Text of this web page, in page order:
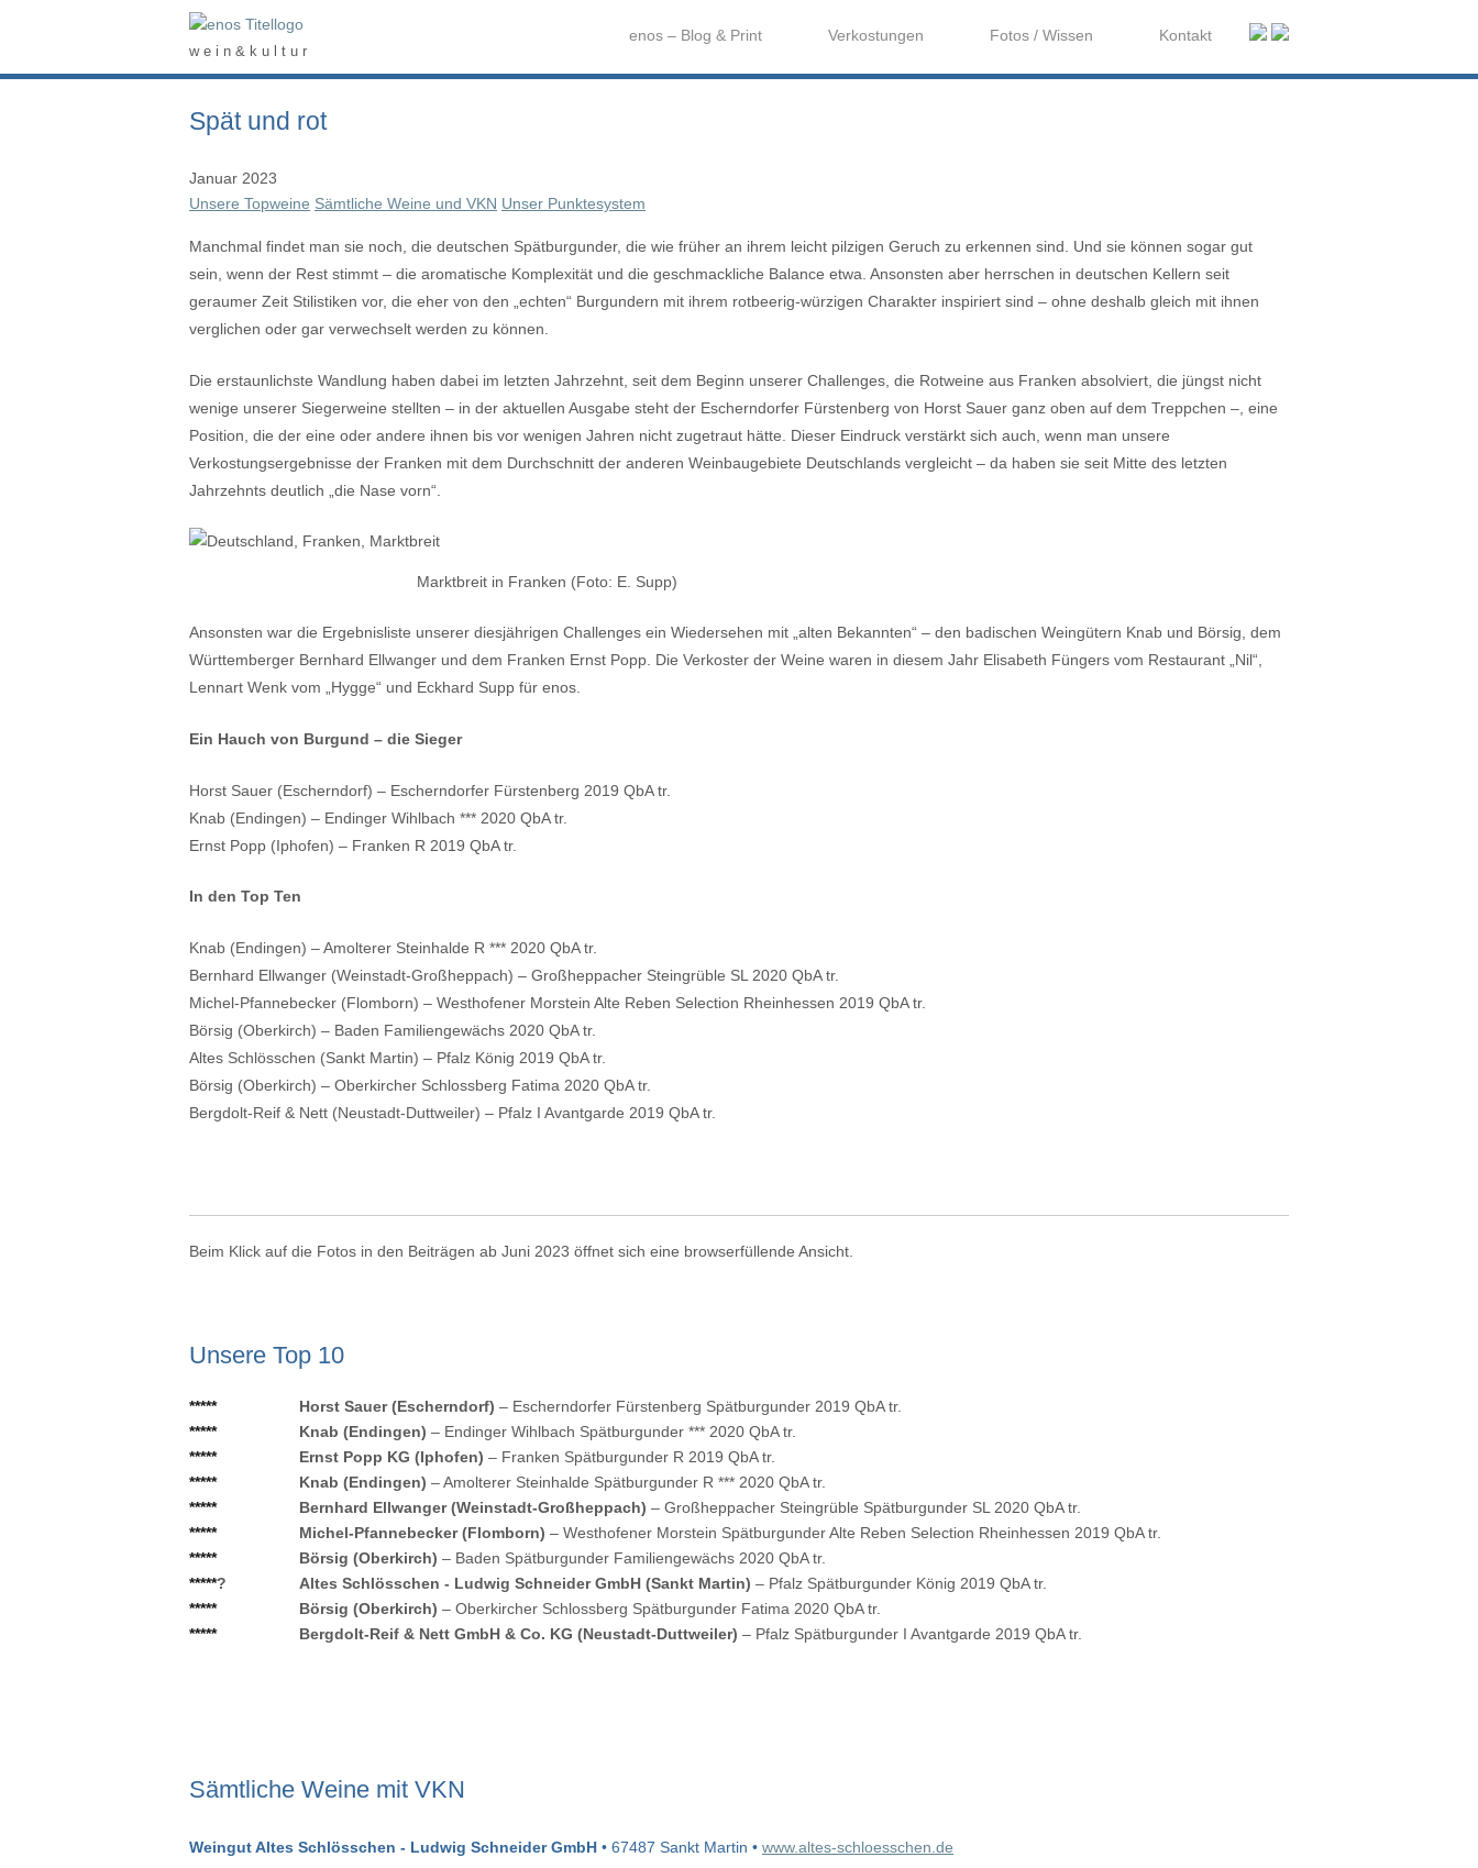
Home
w e i n & k u l t u r
enos – Blog & Print Verkostungen Fotos / Wissen Kontakt
Spät und rot
Januar 2023
Unsere Topweine Sämtliche Weine und VKN Unser Punktesystem
Manchmal findet man sie noch, die deutschen Spätburgunder, die wie früher an ihrem leicht pilzigen Geruch zu erkennen sind. Und sie können sogar gut
sein, wenn der Rest stimmt – die aromatische Komplexität und die geschmackliche Balance etwa. Ansonsten aber herrschen in deutschen Kellern seit
geraumer Zeit Stilistiken vor, die eher von den „echten“ Burgundern mit ihrem rotbeerig-würzigen Charakter inspiriert sind – ohne deshalb gleich mit ihnen
verglichen oder gar verwechselt werden zu können.
Die erstaunlichste Wandlung haben dabei im letzten Jahrzehnt, seit dem Beginn unserer Challenges, die Rotweine aus Franken absolviert, die jüngst nicht
wenige unserer Siegerweine stellten – in der aktuellen Ausgabe steht der Escherndorfer Fürstenberg von Horst Sauer ganz oben auf dem Treppchen –, eine
Position, die der eine oder andere ihnen bis vor wenigen Jahren nicht zugetraut hätte. Dieser Eindruck verstärkt sich auch, wenn man unsere
Verkostungsergebnisse der Franken mit dem Durchschnitt der anderen Weinbaugebiete Deutschlands vergleicht – da haben sie seit Mitte des letzten
Jahrzehnts deutlich „die Nase vorn“.
Marktbreit in Franken (Foto: E. Supp)
Ansonsten war die Ergebnisliste unserer diesjährigen Challenges ein Wiedersehen mit „alten Bekannten“ – den badischen Weingütern Knab und Börsig, dem
Württemberger Bernhard Ellwanger und dem Franken Ernst Popp. Die Verkoster der Weine waren in diesem Jahr Elisabeth Füngers vom Restaurant „Nil“,
Lennart Wenk vom „Hygge“ und Eckhard Supp für enos.
Ein Hauch von Burgund – die Sieger
Horst Sauer (Escherndorf) – Escherndorfer Fürstenberg 2019 QbA tr.
Knab (Endingen) – Endinger Wihlbach *** 2020 QbA tr.
Ernst Popp (Iphofen) – Franken R 2019 QbA tr.
In den Top Ten
Knab (Endingen) – Amolterer Steinhalde R *** 2020 QbA tr.
Bernhard Ellwanger (Weinstadt-Großheppach) – Großheppacher Steingrüble SL 2020 QbA tr.
Michel-Pfannebecker (Flomborn) – Westhofener Morstein Alte Reben Selection Rheinhessen 2019 QbA tr.
Börsig (Oberkirch) – Baden Familiengewächs 2020 QbA tr.
Altes Schlösschen (Sankt Martin) – Pfalz König 2019 QbA tr.
Börsig (Oberkirch) – Oberkircher Schlossberg Fatima 2020 QbA tr.
Bergdolt-Reif & Nett (Neustadt-Duttweiler) – Pfalz I Avantgarde 2019 QbA tr.
Beim Klick auf die Fotos in den Beiträgen ab Juni 2023 öffnet sich eine browserfüllende Ansicht.
Unsere Top 10
***** Horst Sauer (Escherndorf) – Escherndorfer Fürstenberg Spätburgunder 2019 QbA tr.
*****
Knab (Endingen) – Endinger Wihlbach Spätburgunder *** 2020 QbA tr.
*****
Ernst Popp KG (Iphofen) – Franken Spätburgunder R 2019 QbA tr.
*****
Knab (Endingen) – Amolterer Steinhalde Spätburgunder R *** 2020 QbA tr.
*****
Bernhard Ellwanger (Weinstadt-Großheppach) – Großheppacher Steingrüble Spätburgunder SL 2020 QbA tr.
*****
Michel-Pfannebecker (Flomborn) – Westhofener Morstein Spätburgunder Alte Reben Selection Rheinhessen 2019 QbA tr.
*****
Börsig (Oberkirch) – Baden Spätburgunder Familiengewächs 2020 QbA tr.
*****? Altes Schlösschen - Ludwig Schneider GmbH (Sankt Martin) – Pfalz Spätburgunder König 2019 QbA tr.
*****
Börsig (Oberkirch) – Oberkircher Schlossberg Spätburgunder Fatima 2020 QbA tr.
*****
Bergdolt-Reif & Nett GmbH & Co. KG (Neustadt-Duttweiler) – Pfalz Spätburgunder I Avantgarde 2019 QbA tr.
Sämtliche Weine mit VKN
Weingut Altes Schlösschen - Ludwig Schneider GmbH • 67487 Sankt Martin • www.altes-schloesschen.de